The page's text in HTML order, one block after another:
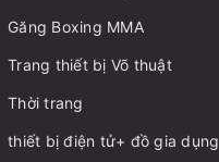
Găng Boxing MMA
Trang thiết bị Võ thuật
Thời trang
thiết bị điện tử+ đồ gia dụng